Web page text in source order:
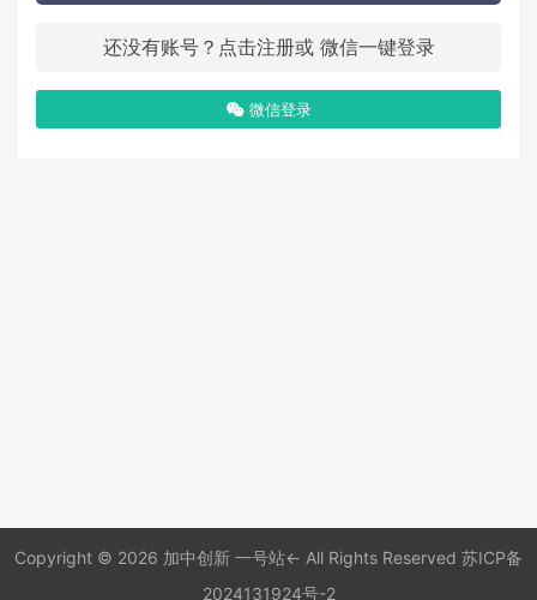
还没有账号？点击注册或 微信一键登录
微信登录
Copyright © 2026 加中创新 一号站← All Rights Reserved 苏ICP备
2024131924号-2